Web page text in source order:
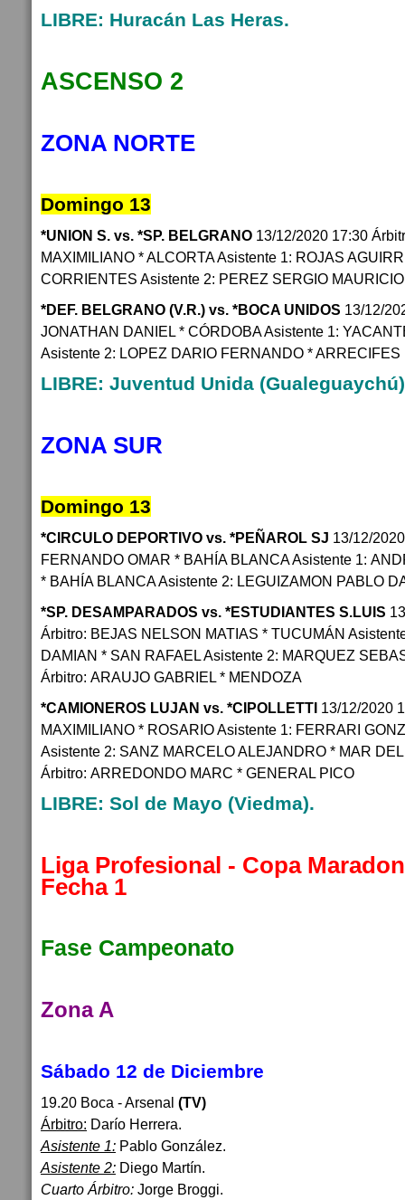
LIBRE: Huracán Las Heras.
ASCENSO 2
ZONA NORTE
Domingo 13
*UNION S. vs. *SP. BELGRANO 13/12/2020 17:30
MAXIMILIANO * ALCORTA Asistente 1: ROJAS
CORRIENTES Asistente 2: PEREZ SERGIO
*DEF. BELGRANO (V.R.) vs. *BOCA UNIDOS 13/12/
JONATHAN DANIEL * CÓRDOBA Asistente 1:
Asistente 2: LOPEZ DARIO FERNANDO * ARRECIFES
LIBRE: Juventud Unida
ZONA SUR
Domingo 13
*CIRCULO DEPORTIVO vs. *PEÑAROL SJ 13/12/
FERNANDO OMAR * BAHÍA BLANCA Asistente 1:
* BAHÍA BLANCA Asistente 2: LEGUIZAMON PABLO
*SP. DESAMPARADOS vs. *ESTUDIANTES S.LUIS
Árbitro: BEJAS NELSON MATIAS * TUCUMÁN
DAMIAN * SAN RAFAEL Asistente 2: MARQUEZ
Árbitro: ARAUJO GABRIEL * MENDOZA
*CAMIONEROS LUJAN vs. *CIPOLLETTI 13/12/2020
MAXIMILIANO * ROSARIO Asistente 1: FERRARI
Asistente 2: SANZ MARCELO ALEJANDRO * MAR
Árbitro: ARREDONDO MARC * GENERAL PICO
LIBRE: Sol de Mayo (Viedma).
Liga Profesional - Copa
Fecha 1
Fase Campeonato
Zona A
Sábado 12 de Diciembre
19.20 Boca - Arsenal (TV)
Árbitro: Darío Herrera.
Asistente 1: Pablo González.
Asistente 2: Diego Martín.
Cuarto Árbitro: Jorge Broggi.